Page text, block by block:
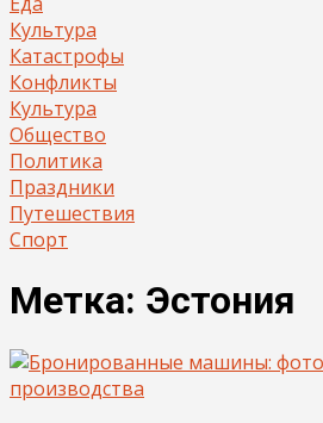
Культура
Катастрофы
Конфликты
Культура
Общество
Политика
Праздники
Путешествия
Спорт
Метка: Эстония